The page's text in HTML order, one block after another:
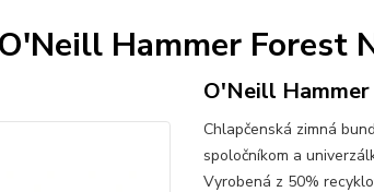
Hammer Forest
O'Neill
Chlapčenská zimná
spoločníkom a
Vyrobená z 50%